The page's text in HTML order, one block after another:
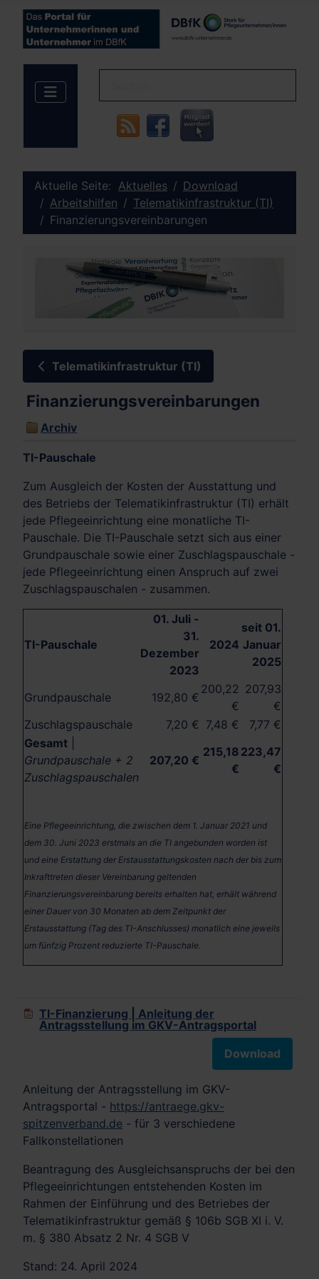
Aktuelle Seite: Aktuelles
Download
Arbeitshilfen
Telematikinfrastruktur (TI)
Finanzierungsvereinbarungen
Telematikinfrastruktur (TI)
Finanzierungsvereinbarungen
Archiv
TI-Pauschale
Zum Ausgleich der Kosten der Ausstattung und
des Betriebs der Telematikinfrastruktur (TI) erhält
jede Pflegeeinrichtung eine monatliche TI-
Pauschale. Die TI-Pauschale setzt sich aus einer
Grundpauschale sowie einer Zuschlagspauschale -
jede Pflegeeinrichtung einen Anspruch auf zwei
Zuschlagspauschalen - zusammen.
TI-Pauschale
01. Juli -
31.
Dezember
2023
2024
seit 01.
Januar
2025
Grundpauschale 192,80 €
200,22
€
207,93
€
Zuschlagspauschale
7,20 € 7,48 €
7,77 €
Gesamt
Grundpauschale + 2
Zuschlagspauschalen
207,20 €
215,18
€
223,47
€
Eine Pflegeeinrichtung, die zwischen dem 1. Januar 2021 und
dem 30. Juni 2023 erstmals an die TI angebunden worden ist
und eine Erstattung der Erstausstattungskosten nach der bis zum
Inkrafttreten dieser Vereinbarung geltenden
Finanzierungsvereinbarung bereits erhalten hat, erhält während
einer Dauer von 30 Monaten ab dem Zeitpunkt der
Erstausstattung (Tag des TI-Anschlusses) monatlich eine jeweils
um fünfzig Prozent reduzierte TI-Pauschale.
TI-Finanzierung | Anleitung der
Antragsstellung im GKV-Antragsportal
Download
Anleitung der Antragsstellung im GKV-
Antragsportal - https://antraege.gkv-
spitzenverband.de - für 3 verschiedene
Fallkonstellationen
Beantragung des Ausgleichsanspruchs der bei den
Pflegeeinrichtungen entstehenden Kosten im
Rahmen der Einführung und des Betriebes der
Telematikinfrastruktur gemäß § 106b SGB XI i. V.
m. § 380 Absatz 2 Nr. 4 SGB V
Stand: 24. April 2024